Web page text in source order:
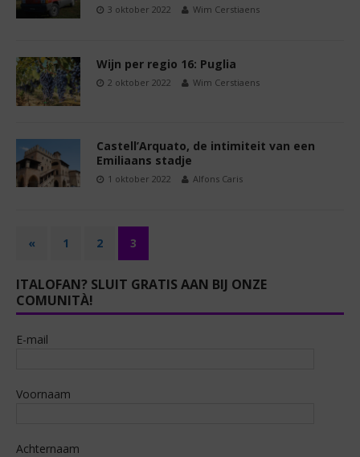
3 oktober 2022 Wim Cerstiaens
Wijn per regio 16: Puglia
2 oktober 2022 Wim Cerstiaens
Castell’Arquato, de intimiteit van een
Emiliaans stadje
1 oktober 2022 Alfons Caris
« 1 2 3
ITALOFAN? SLUIT GRATIS AAN BIJ ONZE
COMUNITÀ!
E-mail
Voornaam
Achternaam